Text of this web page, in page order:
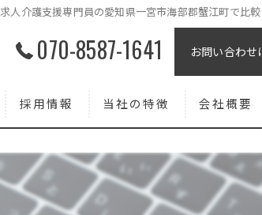
求人介護支援専門員の愛知県一宮市海部郡蟹江町で比
070-8587-1641 お問い合わせ
採用情報 当社の特徴
コンクリート
外壁
会社概要